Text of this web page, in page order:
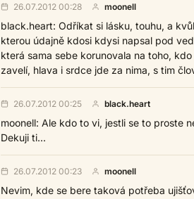
26.07.2012 00:28 moonell
black.heart: Odříkat si lásku, touhu, a
kterou údajně kdosi kdysi napsal pod
která sama sebe korunovala na toho,
zavelí, hlava i srdce jde za nima, s tim
26.07.2012 00:25 black.heart
moonell: Ale kdo to vi, jestli se to proste
Dekuji ti...
26.07.2012 00:23 moonell
Nevim, kde se bere taková potřeba